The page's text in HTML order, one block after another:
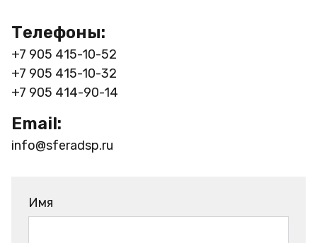
Телефоны:
+7 905 415-10-52
+7 905 415-10-32
+7 905 414-90-14
Email:
info@sferadsp.ru
Имя